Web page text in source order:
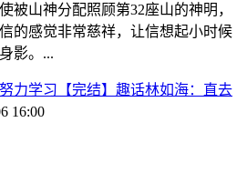
被山神分配照顾第32座山的神明，
的感觉非常慈祥，让信想起小时候
影。...
力学习【完结】趣话林如海：直去
16:00